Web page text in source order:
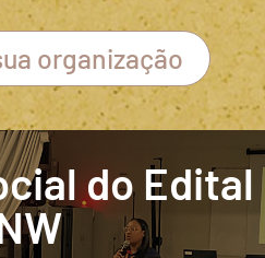
organização
do Edital